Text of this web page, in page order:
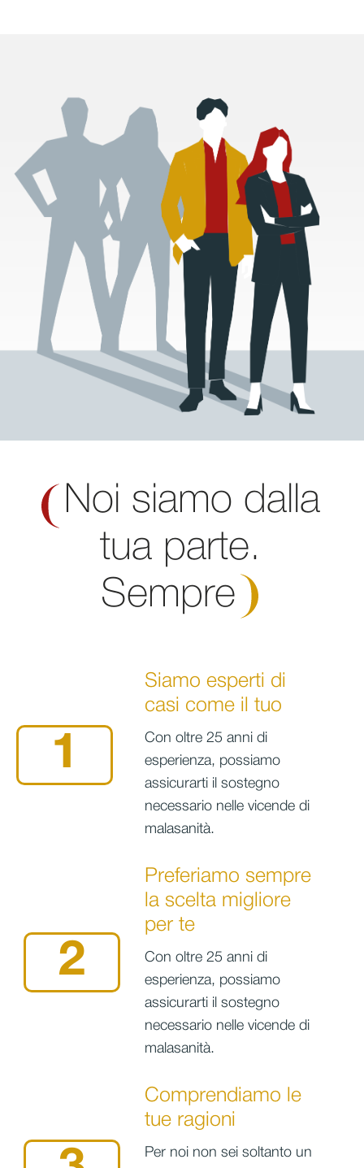
Noi siamo dalla
tua parte.
Sempre
1
Siamo esperti di
casi come il tuo
Con oltre 25 anni di
esperienza, possiamo
assicurarti il sostegno
necessario nelle vicende di
malasanità.
Preferiamo sempre
la scelta migliore
per te
Con oltre 25 anni di
esperienza, possiamo
assicurarti il sostegno
necessario nelle vicende di
malasanità.
2
Comprendiamo le
tue ragioni
Per noi non sei soltanto un